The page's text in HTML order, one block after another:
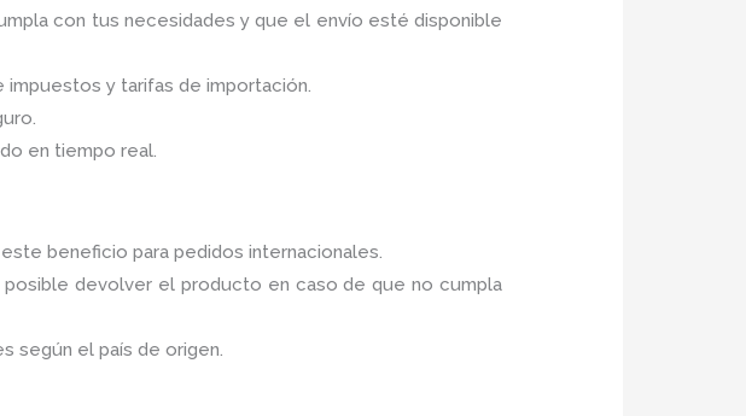
con tus necesidades y que el envío esté disponible
y tarifas de importación.
en tiempo real.
beneficio para pedidos internacionales.
posible devolver el producto en caso de que no cumpla
según el país de origen.